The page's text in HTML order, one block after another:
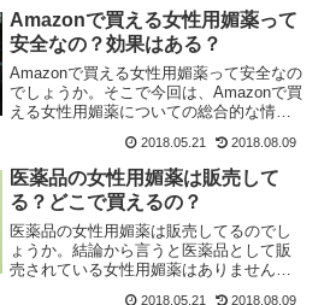
Amazonで買える女性用媚薬って
安全なの？効果はある？
Amazonで買える女性用媚薬って安全なの
でしょうか。そこで今回は、Amazonで買
える女性用媚薬についての総合的な情報
2018.05.21 2018.08.09
医薬品の女性用媚薬は販売して
る？どこで買えるの？
医薬品の女性用媚薬は販売してるのでし
ょうか。結論から言うと医薬品として販
売されている女性用媚薬はありません。
2018.05.21 2018.08.09